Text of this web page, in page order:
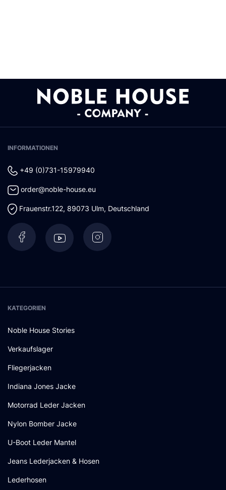
INFORMATIONEN
+49 (0)731-15979940
order@noble-house.eu
Frauenstr.122, 89073 Ulm, Deutschland
KATEGORIEN
Noble House Stories
Verkaufslager
Fliegerjacken
Indiana Jones Jacke
Motorrad Leder Jacken
Nylon Bomber Jacke
U-Boot Leder Mantel
Jeans Lederjacken & Hosen
Lederhosen